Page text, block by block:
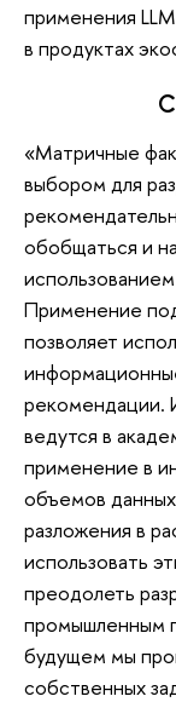
применения
в продуктах
«Матричные
выбором для
обобщаться и
Применение
позволяет
рекомендации.
ведутся в
применение в
объемов
разложения в
использовать
преодолеть
промышленным
будущем мы
собственных